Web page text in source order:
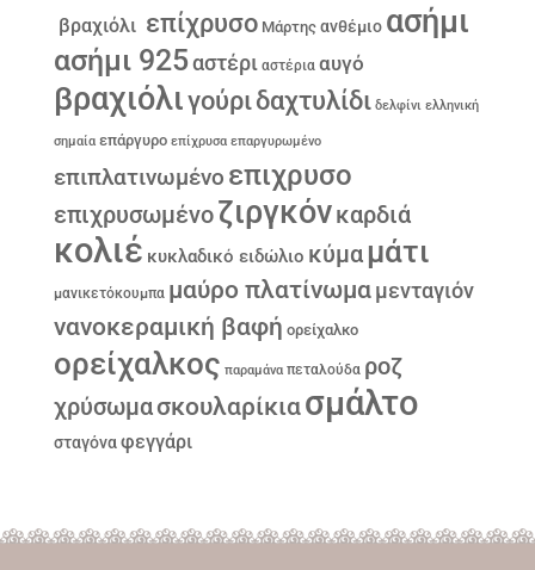
βραχιόλι επίχρυσο Μάρτης ανθέμιο ασήμι
ασήμι 925αστέρι αστέρια αυγό
βραχιόλιγούριδαχτυλίδι δελφίνι ελληνική
σημαία επάργυρο επίχρυσα επαργυρωμένο
επιπλατινωμένο επιχρυσο
επιχρυσωμένοζιργκόνκαρδιά
κολιέ κυκλαδικό ειδώλιο κύμα μάτι
μανικετόκουμπα μαύρο πλατίνωμα μενταγιόν
νανοκεραμική βαφή ορείχαλκο
ορείχαλκος παραμάνα πεταλούδα ροζ
χρύσωμασκουλαρίκιασμάλτο
σταγόνα φεγγάρι